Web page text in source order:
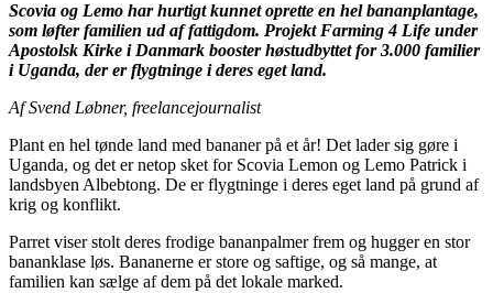
Scovia og Lemo har hurtigt kunnet oprette en hel bananplantage,
som løfter familien ud af fattigdom. Projekt Farming 4 Life under
Apostolsk Kirke i Danmark booster høstudbyttet for 3.000 familier
i Uganda, der er flygtninge i deres eget land.
Af Svend Løbner, freelancejournalist
Plant en hel tønde land med bananer på et år! Det lader sig gøre i
Uganda, og det er netop sket for Scovia Lemon og Lemo Patrick i
landsbyen Albebtong. De er flygtninge i deres eget land på grund af
krig og konflikt.
Parret viser stolt deres frodige bananpalmer frem og hugger en stor
bananklase løs. Bananerne er store og saftige, og så mange, at
familien kan sælge af dem på det lokale marked.